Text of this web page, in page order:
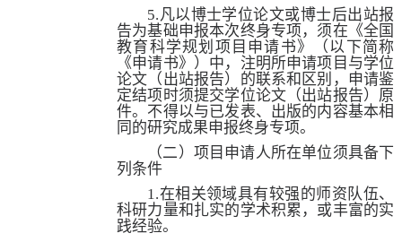
5.凡以博士学位论文或博士后出站报
告为基础申报本次终身专项，须在《全国
教育科学规划项目申请书》（以下简称
《申请书》）中，注明所申请项目与学位
论文（出站报告）的联系和区别，申请鉴
定结项时须提交学位论文（出站报告）原
件。不得以与已发表、出版的内容基本相
同的研究成果申报终身专项。
（二）项目申请人所在单位须具备下
列条件
1.在相关领域具有较强的师资队伍、
科研力量和扎实的学术积累，或丰富的实
践经验。